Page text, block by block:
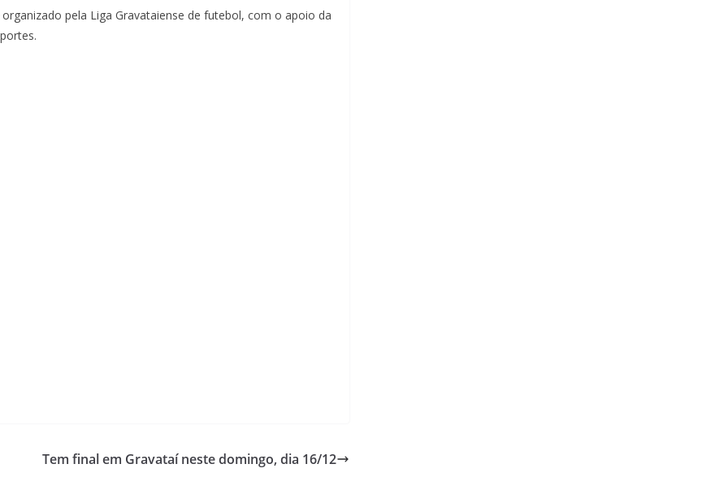
pela Liga Gravataiense de futebol, com o apoio da
Tem final em Gravataí neste domingo, dia 16/12